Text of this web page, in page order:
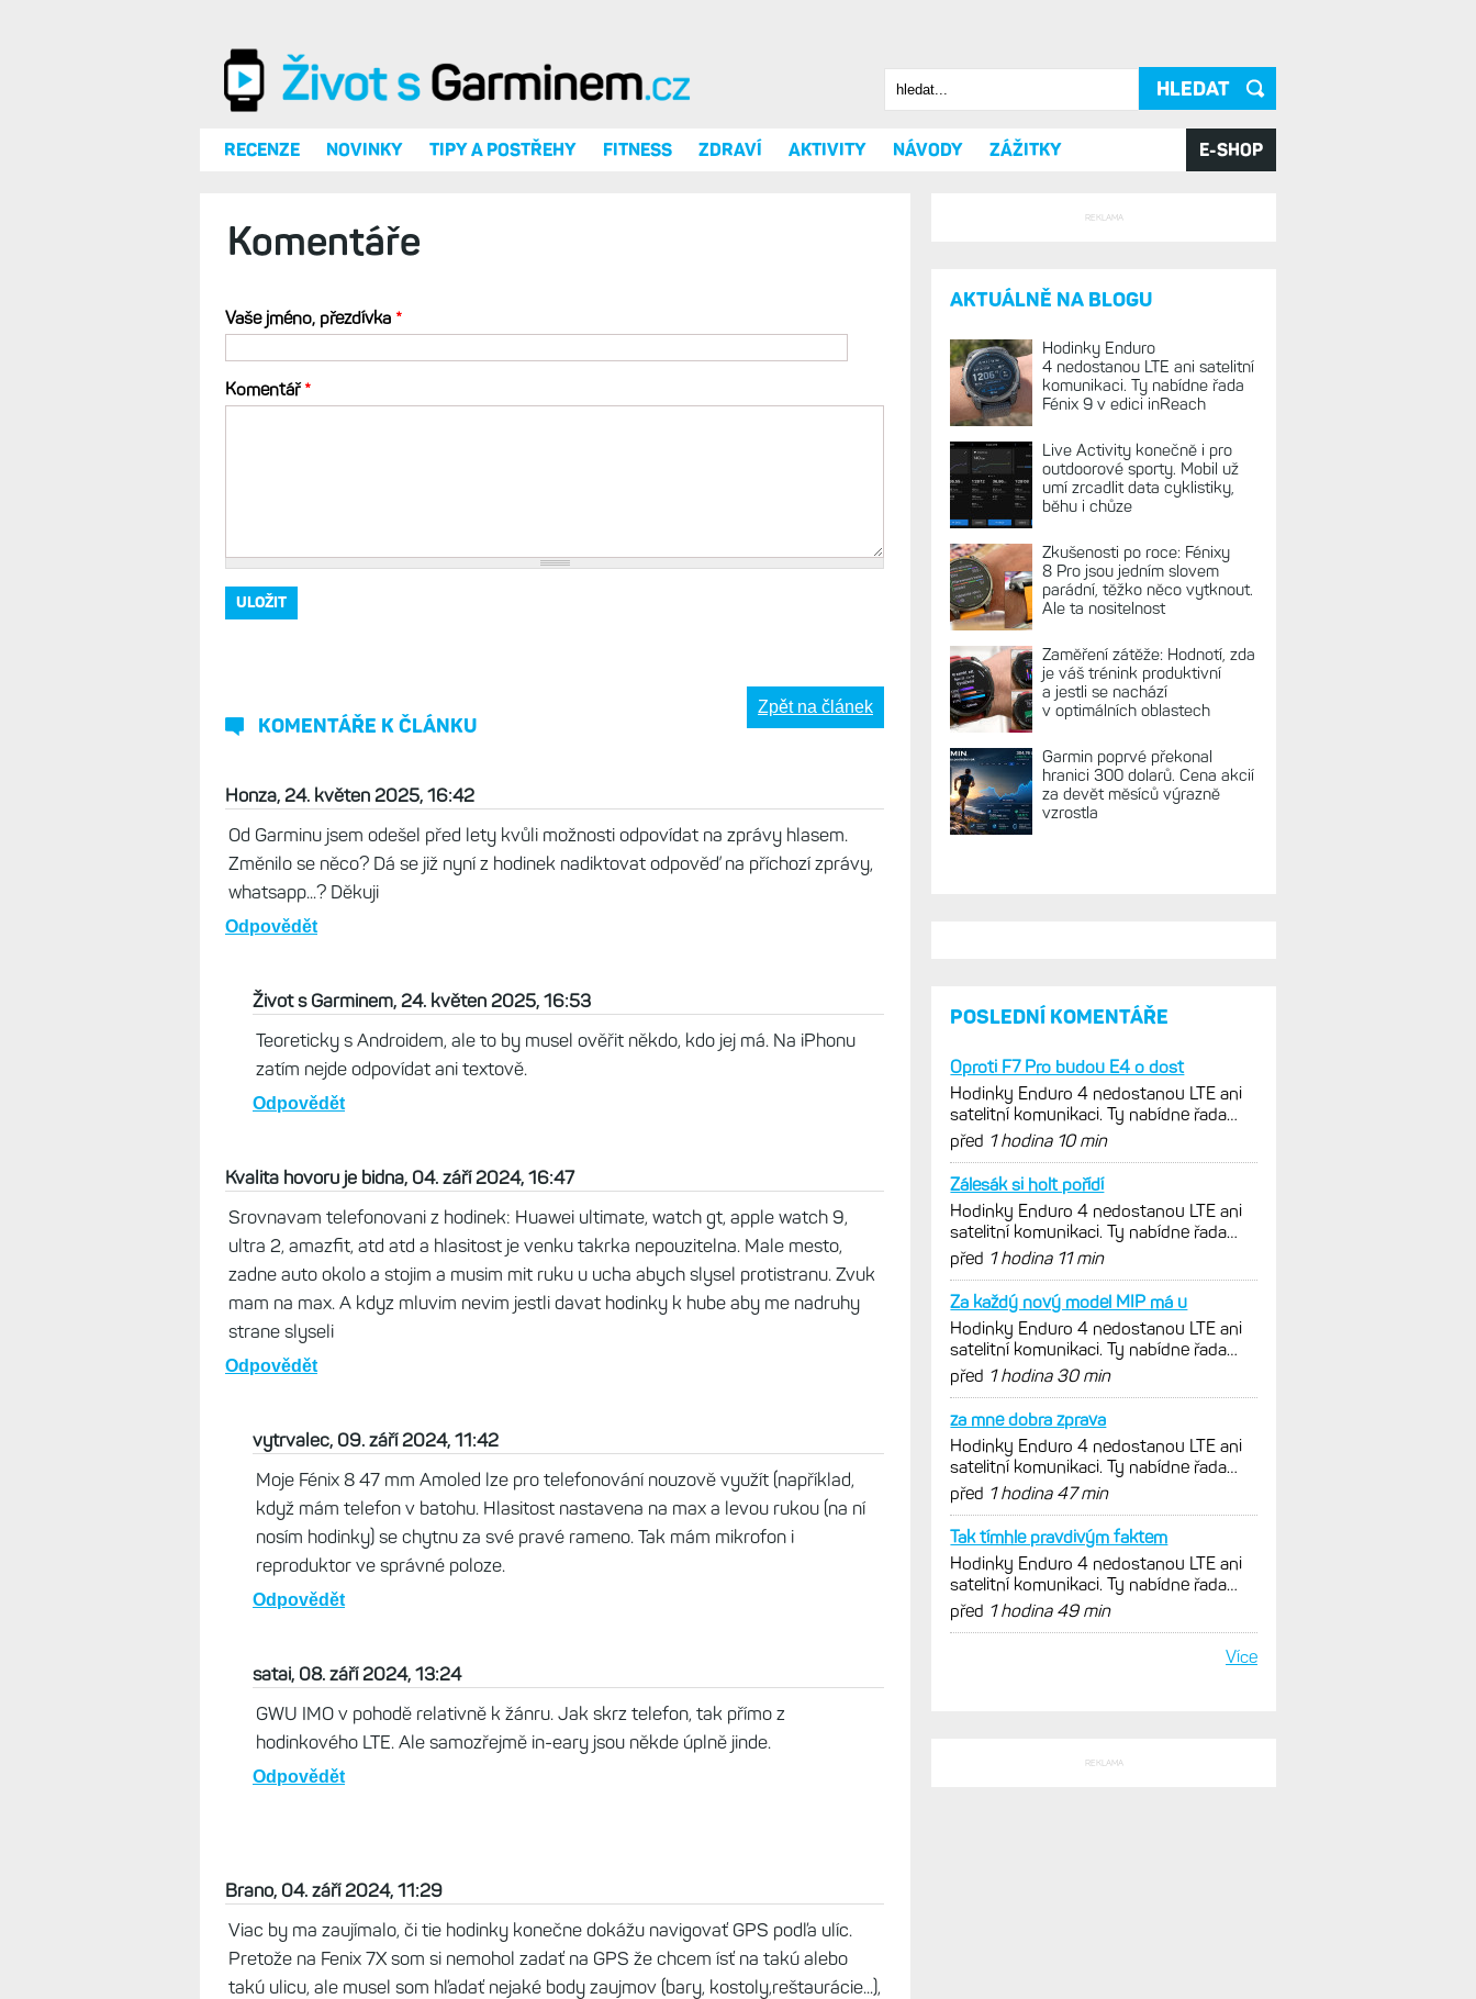
Vyhledávání
Hledat
RECENZE NOVINKY TIPY A POSTŘEHY FITNESS ZDRAVÍ AKTIVITY NÁVODY ZÁŽITKY E-SHOP
Komentáře
Vaše jméno, přezdívka *
Komentář*
KOMENTÁŘE K ČLÁNKU
Zpět na článek
Honza, 24. květen 2025, 16:42
Od Garminu jsem odešel před lety kvůli možnosti odpovídat na zprávy hlasem.
Změnilo se něco? Dá se již nyní z hodinek nadiktovat odpověď na příchozí zprávy,
whatsapp...? Děkuji
Odpovědět
Život s Garminem, 24. květen 2025, 16:53
Teoreticky s Androidem, ale to by musel ověřit někdo, kdo jej má. Na iPhonu
zatím nejde odpovídat ani textově.
Odpovědět
Kvalita hovoru je bidna, 04. září 2024, 16:47
Srovnavam telefonovani z hodinek: Huawei ultimate, watch gt, apple watch 9,
ultra 2, amazfit, atd atd a hlasitost je venku takrka nepouzitelna. Male mesto,
zadne auto okolo a stojim a musim mit ruku u ucha abych slysel protistranu. Zvuk
mam na max. A kdyz mluvim nevim jestli davat hodinky k hube aby me nadruhy
strane slyseli
Odpovědět
vytrvalec, 09. září 2024, 11:42
Moje Fénix 8 47 mm Amoled lze pro telefonování nouzově využít (například,
když mám telefon v batohu. Hlasitost nastavena na max a levou rukou (na ní
nosím hodinky) se chytnu za své pravé rameno. Tak mám mikrofon i
reproduktor ve správné poloze.
Odpovědět
satai, 08. září 2024, 13:24
GWU IMO v pohodě relativně k žánru. Jak skrz telefon, tak přímo z
hodinkového LTE. Ale samozřejmě in-eary jsou někde úplně jinde.
Odpovědět
Brano, 04. září 2024, 11:29
Viac by ma zaujímalo, či tie hodinky konečne dokážu navigovať GPS podľa ulíc.
Pretože na Fenix 7X som si nemohol zadať na GPS že chcem ísť na takú alebo
takú ulicu, ale musel som hľadať nejaké body zaujmov (bary, kostoly,reštaurácie...),
REKLAMA
AKTUÁLNĚ NA BLOGU
Hodinky Enduro
4 nedostanou LTE ani satelitní
komunikaci. Ty nabídne řada
Fénix 9 v edici inReach
Live Activity konečně i pro
outdoorové sporty. Mobil už
umí zrcadlit data cyklistiky,
běhu i chůze
Zkušenosti po roce: Fénixy
8 Pro jsou jedním slovem
parádní, těžko něco vytknout.
Ale ta nositelnost
Zaměření zátěže: Hodnotí, zda
je váš trénink produktivní
a jestli se nachází
v optimálních oblastech
Garmin poprvé překonal
hranici 300 dolarů. Cena akcií
za devět měsíců výrazně
vzrostla
POSLEDNÍ KOMENTÁŘE
Oproti F7 Pro budou E4 o dost
Hodinky Enduro 4 nedostanou LTE ani
satelitní komunikaci. Ty nabídne řada
Fénix 9 v edici inReach
před 1 hodina 10 min
Zálesák si holt pořídí
Hodinky Enduro 4 nedostanou LTE ani
satelitní komunikaci. Ty nabídne řada
Fénix 9 v edici inReach
před 1 hodina 11 min
Za každý nový model MIP má u
Hodinky Enduro 4 nedostanou LTE ani
satelitní komunikaci. Ty nabídne řada
Fénix 9 v edici inReach
před 1 hodina 30 min
za mne dobra zprava
Hodinky Enduro 4 nedostanou LTE ani
satelitní komunikaci. Ty nabídne řada
Fénix 9 v edici inReach
před 1 hodina 47 min
Tak tímhle pravdivým faktem
Hodinky Enduro 4 nedostanou LTE ani
satelitní komunikaci. Ty nabídne řada
Fénix 9 v edici inReach
před 1 hodina 49 min
Více
REKLAMA